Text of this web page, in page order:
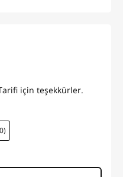
için teşekkürler.